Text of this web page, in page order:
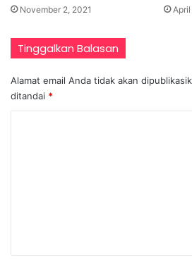
November 2, 2021
Tinggalkan Balasan
Alamat email Anda tidak akan
ditandai *